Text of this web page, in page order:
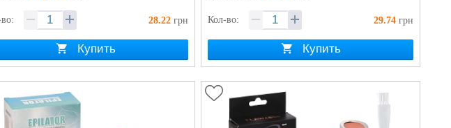
28.22 грн
Купить
Кол-во: 29.74 грн
Купить